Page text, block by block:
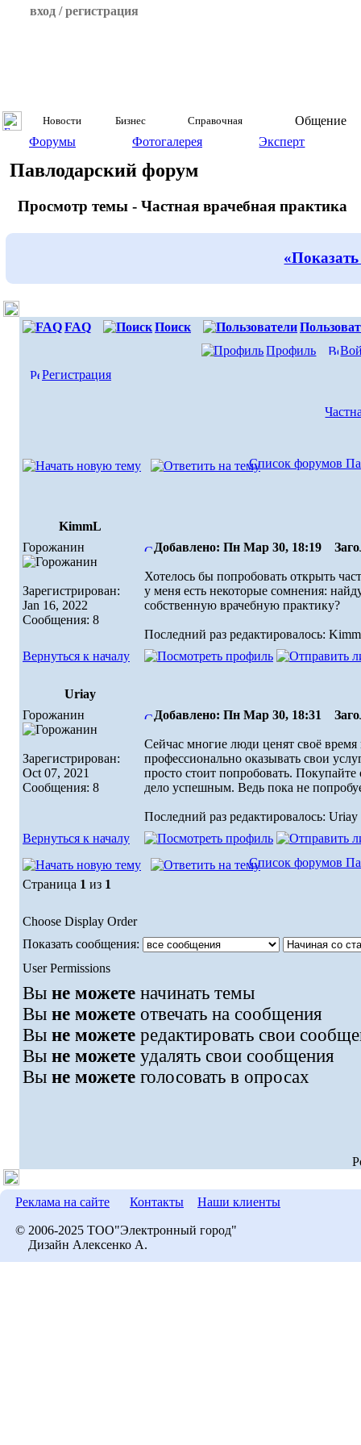
вход / регистрация
Новости Бизнес Справочная
Общение
Форумы
Фотогалерея Эксперт
Павлодарский форум
Просмотр темы - Частная врачебная практика
FAQ Поиск
Профиль
Регистрация
Список форумов
KimmL
Горожанин
Зарегистрирован:
Jan 16, 2022
Сообщения: 8
Добавлено: Пн Мар 30, 18:19
Хотелось бы попробовать открыть
у меня есть некоторые сомнения:
собственную врачебную практику?
Последний раз редактировалось:
Вернуться к началу
Uriay
Горожанин
Зарегистрирован:
Oct 07, 2021
Сообщения: 8
Добавлено: Пн Мар 30, 18:31
Сейчас многие люди ценят своё
профессионально оказывать свои
просто стоит попробовать.
дело успешным. Ведь пока не
Последний раз редактировалось:
Вернуться к началу
Список форумов
Страница 1 из 1
Choose Display Order
Показать сообщения:
User Permissions
Вы не можете начинать темы
Вы не можете отвечать на сообщения
Вы не можете редактировать свои
Вы не можете удалять свои сообщения
Вы не можете голосовать в опросах
Реклама на сайте Контакты Наши клиенты
© 2006-2025 ТОО"Электронный город"
Дизайн Алексенко А.